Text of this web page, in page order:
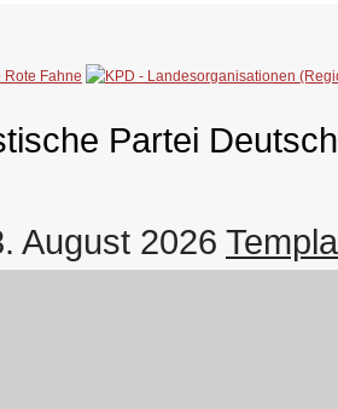
Partei
August 2026